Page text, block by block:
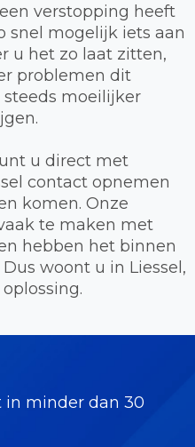
verstopping heeft
snel mogelijk iets aan
u het zo laat zitten,
problemen dit
moeilijker
u direct met
contact opnemen
komen. Onze
te maken met
hebben het binnen
woont u in Liessel,
in minder dan 30